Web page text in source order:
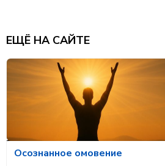
ЕЩЁ НА САЙТЕ
Осознанное омовение